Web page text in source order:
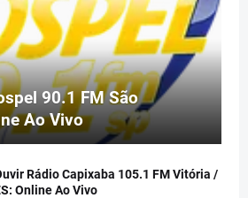
90.1 FM São
Ao Vivo
Rádio Capixaba 105.1 FM Vitória /
Online Ao Vivo